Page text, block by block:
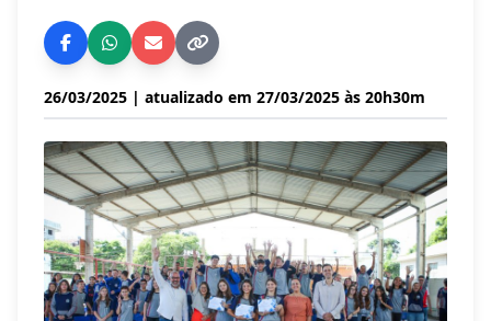
26/03/2025 | atualizado em 27/03/2025 às 20h30m